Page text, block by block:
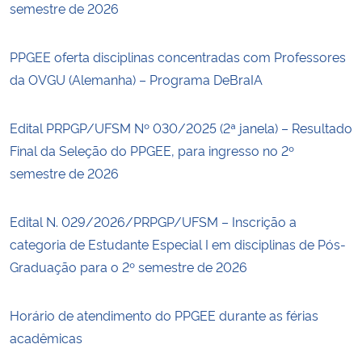
semestre de 2026
PPGEE oferta disciplinas concentradas com Professores
da OVGU (Alemanha) – Programa DeBraIA
Edital PRPGP/UFSM Nº 030/2025 (2ª janela) – Resultado
Final da Seleção do PPGEE, para ingresso no 2º
semestre de 2026
Edital N. 029/2026/PRPGP/UFSM – Inscrição a
categoria de Estudante Especial I em disciplinas de Pós-
Graduação para o 2º semestre de 2026
Horário de atendimento do PPGEE durante as férias
acadêmicas